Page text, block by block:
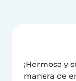
¡Hermosa y
manera de